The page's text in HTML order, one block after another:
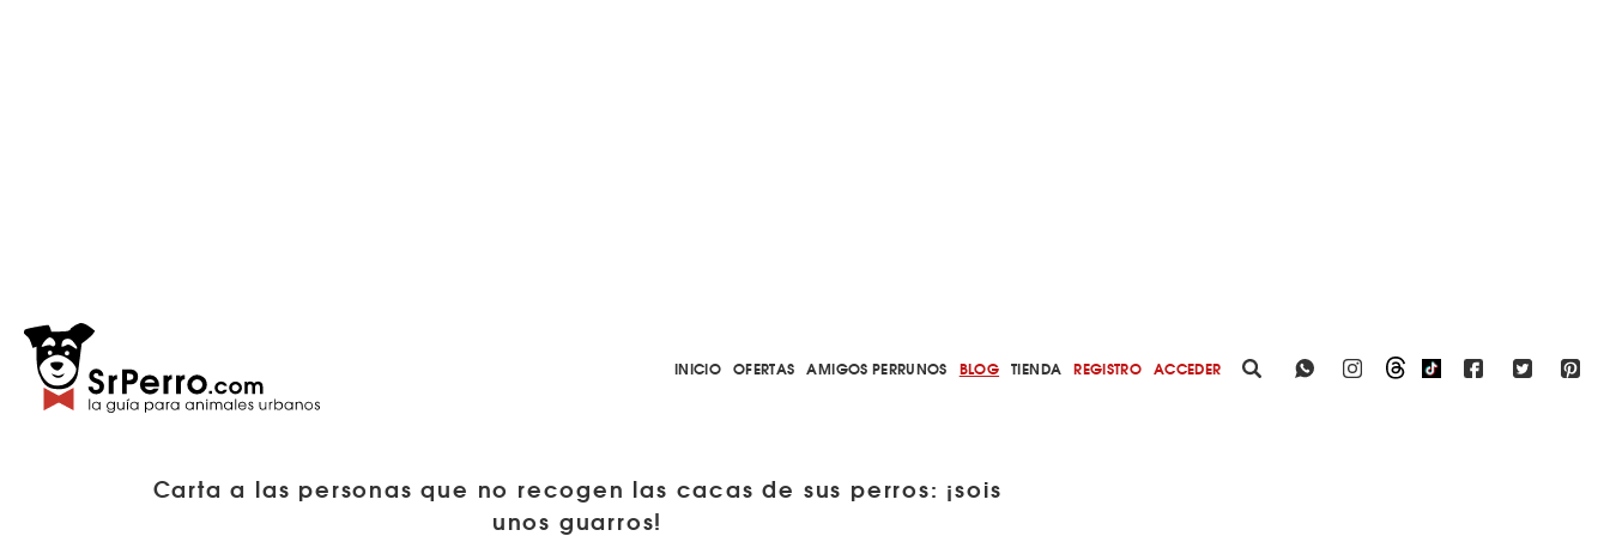
INICIO OFERTAS AMIGOS PERRUNOS BLOG TIENDA REGISTRO ACCEDER
Carta a las personas que no recogen las cacas de sus perros: ¡sois
unos guarros!